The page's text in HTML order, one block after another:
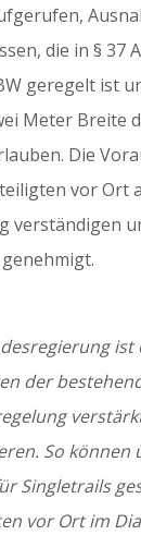
die in § 37
geregelt ist
Meter Breite
Die
vor Ort
verständigen
ist
der
So können
Singletrails
vor Ort im